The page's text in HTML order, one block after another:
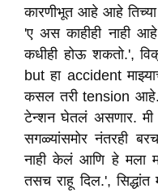
कारणीभूत आहे आहे तिच्या
'ए अस काहीही नाही
कधीही होऊ शकतो.',
but हा accident
कसल तरी tension आहे.
टेन्शन घेतलं असणार. मी
सगळ्यांसमोर नंतरही
नाही केलं आणि हे मला
तसच राहू दिल.',